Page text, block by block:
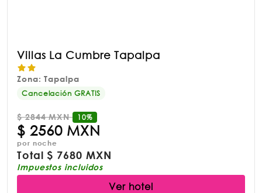
Villas La Cumbre Tapalpa
Zona: Tapalpa
Cancelación GRATIS
$2844 MXN 10%
$ 2560 MXN
por noche
Total$ 7680 MXN
Impuestos incluidos
Ver hotel